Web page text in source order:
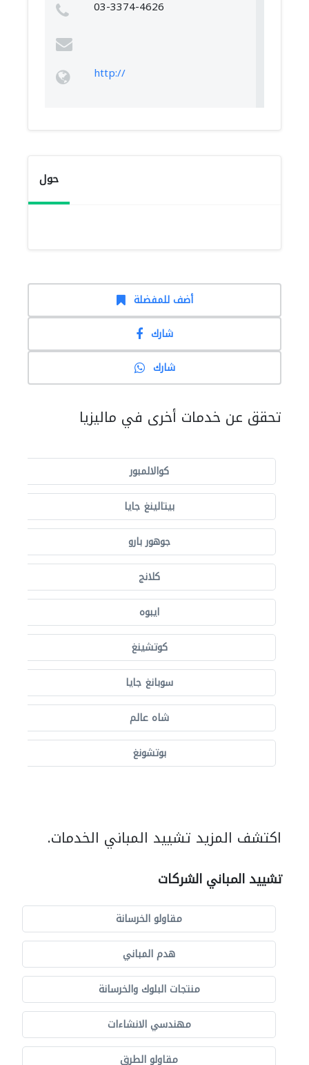
03-3374-4626
http://
حول
أضف للمفضلة
شارك
شارك
تحقق عن خدمات أخرى في ماليزيا
كوالالمبور
بيتالينغ جايا
جوهور بارو
كلانج
ايبوه
كوتشينغ
سوبانغ جايا
شاه عالم
بوتشونغ
اكتشف المزيد تشييد المباني الخدمات.
تشييد المباني الشركات
مقاولو الخرسانة
هدم المباني
منتجات البلوك والخرسانة
مهندسي الانشاءات
مقاولو الطرق